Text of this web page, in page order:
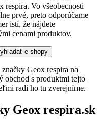
Vo všeobecnosti
prvé, preto odporúčame
istí, že nájdete
cenami produktov.
Geox respira na
obchod s produktmi tejto
radi ho tu zverejníme.
Geox respira.sk